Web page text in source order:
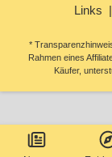
Links
*
Rahmen eines
Käufer,